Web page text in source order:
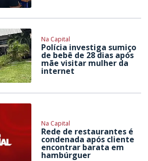
Na Capital
Polícia investiga sumiço
de bebê de 28 dias após
mãe visitar mulher da
internet
Na Capital
Rede de restaurantes é
condenada após cliente
encontrar barata em
hambúrguer